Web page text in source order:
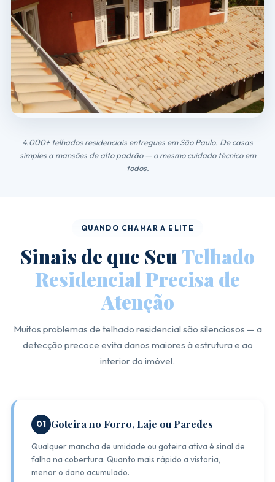
4.000+ telhados residenciais entregues em São Paulo. De casas
simples a mansões de alto padrão — o mesmo cuidado técnico em
todos.
QUANDO CHAMAR A ELITE
Sinais de que SeuTelhado
Residencial Precisa de
Atenção
Muitos problemas de telhado residencial são silenciosos — a
detecção precoce evita danos maiores à estrutura e ao
interior do imóvel.
01 Goteira no Forro, Laje ou Paredes
Qualquer mancha de umidade ou goteira ativa é sinal de
falha na cobertura. Quanto mais rápido a vistoria,
menor o dano acumulado.